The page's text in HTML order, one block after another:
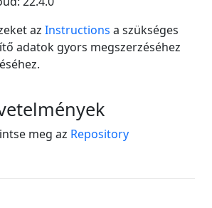
az Instructions a szükséges
adatok gyors megszerzéséhez
meg az Repository